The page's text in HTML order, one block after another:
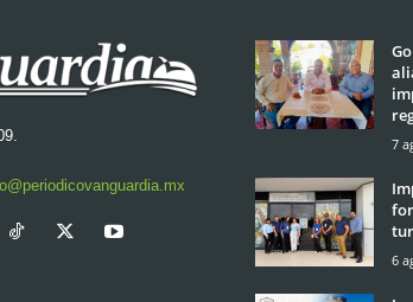
7
6